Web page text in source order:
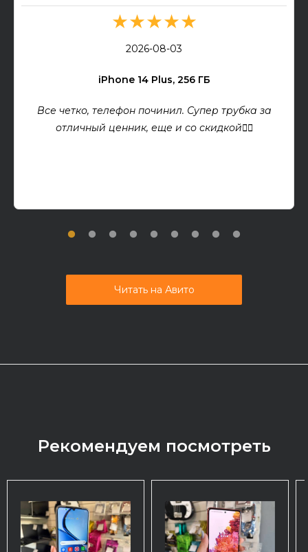
★★★★★
2026-08-03
iPhone 14 Plus, 256 ГБ
Все четко, телефон починил. Супер трубка за
отличный ценник, еще и со скидкой👍🏻
Читать на Авито
Рекомендуем посмотреть